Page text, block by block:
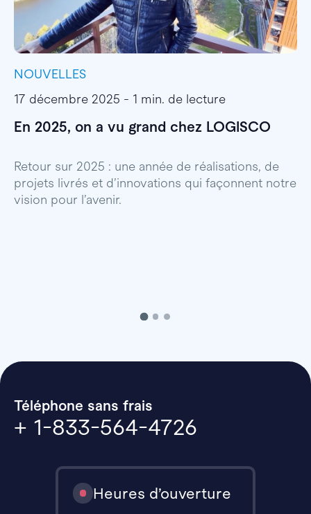
NOUVELLES
17 décembre 2025 - 1 min. de lecture
En 2025, on a vu grand chez LOGISCO
Retour sur 2025 : une année de réalisations, de
projets livrés et d’innovations qui façonnent notre
vision pour l’avenir.
Téléphone sans frais
+ 1-833-564-4726
Heures d’ouverture